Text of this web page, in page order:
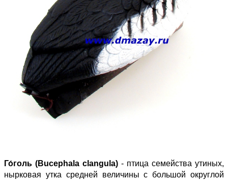
Го́голь (Bucephala clangula) - птица семейства утиных,
нырковая утка средней величины с большой округлой